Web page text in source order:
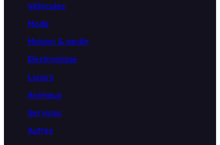
Véhicules
Mode
Maison & jardin
Electronique
Loisirs
Animaux
Services
Autres